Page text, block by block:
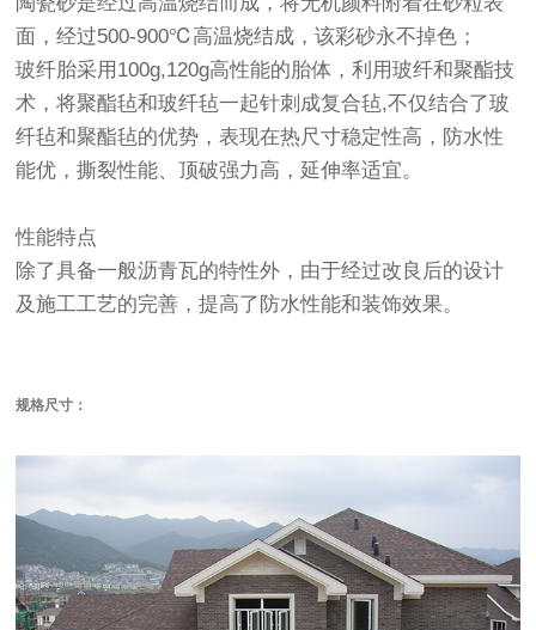
面，经过500-900℃高温烧结成，该彩砂永不掉色；
玻纤胎采用100g,120g高性能的胎体，利用玻纤和聚酯技
术，将聚酯毡和玻纤毡一起针刺成复合毡,不仅结合了玻
纤毡和聚酯毡的优势，表现在热尺寸稳定性高，防水性
能优，撕裂性能、顶破强力高，延伸率适宜。
性能特点
除了具备一般沥青瓦的特性外，由于经过改良后的设计
及施工工艺的完善，提高了防水性能和装饰效果。
规格尺寸：